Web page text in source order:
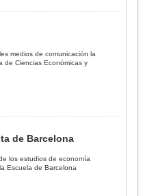
medios de comunicación la
de Ciencias Económicas y
de Barcelona
los estudios de economía
Escuela de Barcelona